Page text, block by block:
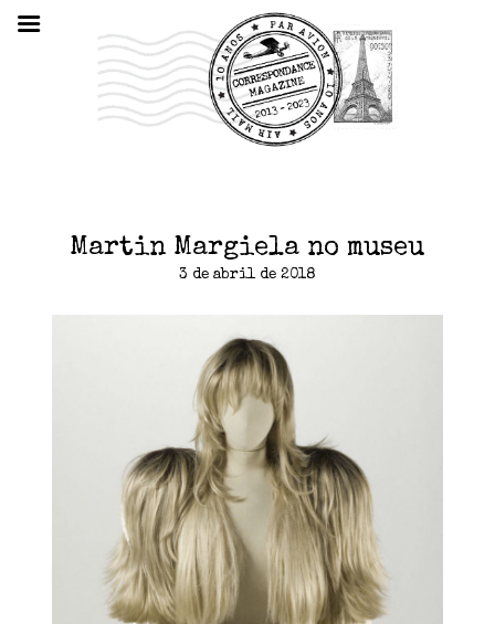
Martin Margiela no museu
3 de abril de 2018